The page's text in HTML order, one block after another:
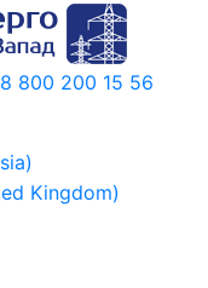
8 800 200 15 56